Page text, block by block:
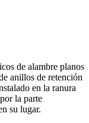
de alambre planos
anillos de retención
en la ranura
la parte
su lugar.